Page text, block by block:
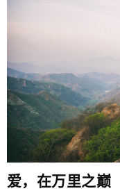
爱，在万里之巅